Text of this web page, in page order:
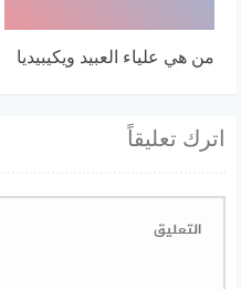
من هي علياء العبيد ويكيبيديا
اترك تعليقاً